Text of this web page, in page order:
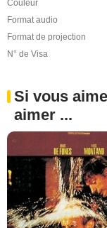
Couleur
Format audio
Format de projection
N° de Visa
Si vous
aimer ...